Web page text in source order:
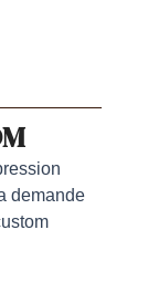
demande